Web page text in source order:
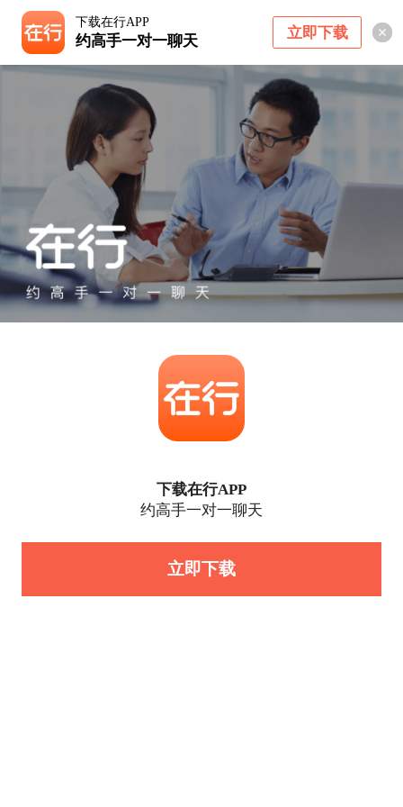
下载在行APP
约高手一对一聊天 立即下载
下载在行APP
约高手一对一聊天
立即下载